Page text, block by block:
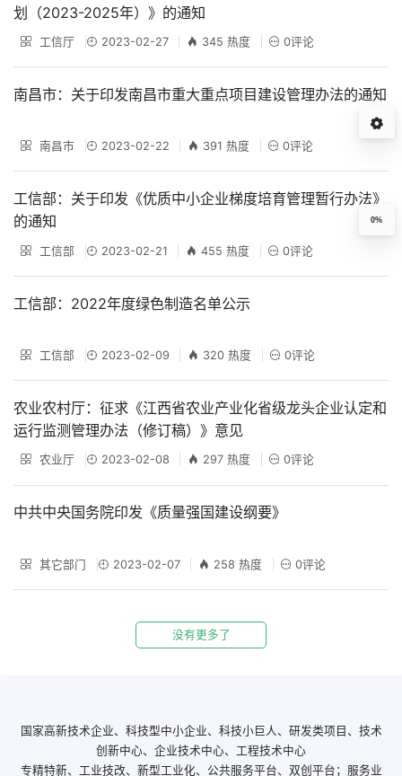
划（2023-2025年）》的通知
工信厅 2023-02-27 345 热度 0评论
南昌市：关于印发南昌市重大重点项目建设管理办法的通知
南昌市 2023-02-22 391 热度 0评论
工信部：关于印发《优质中小企业梯度培育管理暂行办法》
的通知
工信部 2023-02-21 455 热度 0评论
工信部：2022年度绿色制造名单公示
工信部 2023-02-09 320 热度 0评论
农业农村厅：征求《江西省农业产业化省级龙头企业认定和
运行监测管理办法（修订稿）》意见
农业厅 2023-02-08 297 热度 0评论
中共中央国务院印发《质量强国建设纲要》
其它部门 2023-02-07 258 热度 0评论
没有更多了
0%
国家高新技术企业、科技型中小企业、科技小巨人、研发类项目、技术
创新中心、企业技术中心、工程技术中心
专精特新、工业技改、新型工业化、公共服务平台、双创平台；服务业